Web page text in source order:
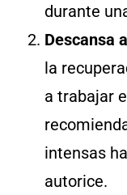
durante
Descansa
la
a trabajar
intensas
autorice.